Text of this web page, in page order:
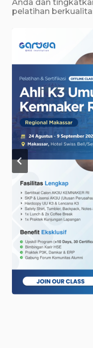
Anda dan
pelatihan